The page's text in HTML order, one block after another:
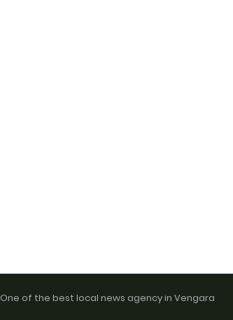
One of the best local news agency in Vengara